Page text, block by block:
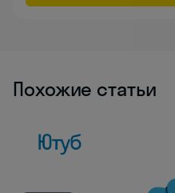
Похожие статьи